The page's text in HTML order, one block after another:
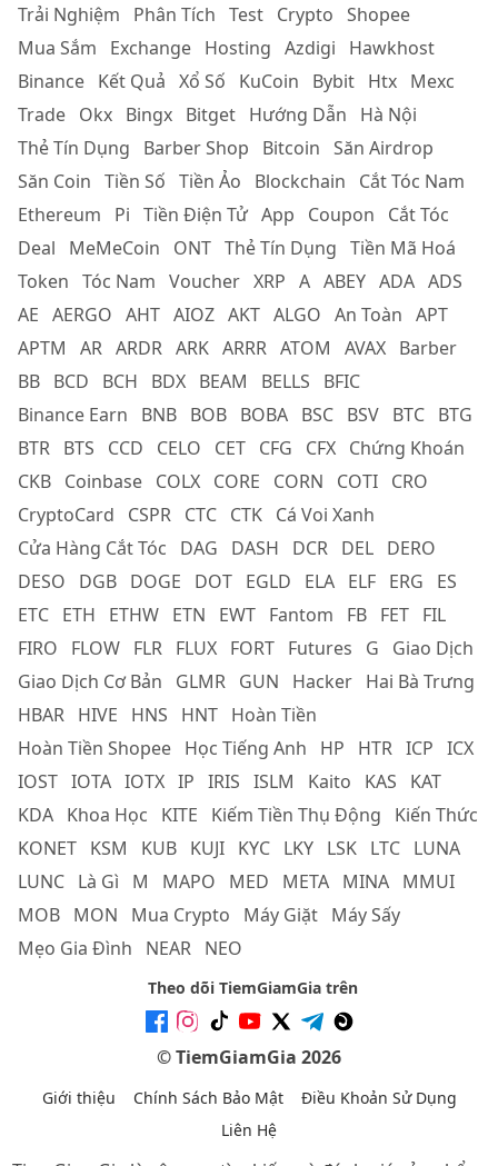
Trải Nghiệm
Phân Tích Test Crypto Shopee
Mua Sắm
Exchange Hosting Azdigi
Hawkhost
Binance Kết Quả Xổ Số KuCoin Bybit Htx Mexc
Trade Okx Bingx Bitget Hướng Dẫn
Hà Nội
Thẻ Tín Dụng
Barber Shop Bitcoin Săn Airdrop
Săn Coin Tiền Số Tiền Ảo Blockchain
Cắt Tóc Nam
Ethereum
Pi Tiền Điện Tử App Coupon
Cắt Tóc
Deal
MeMeCoin ONT Thẻ Tín Dụng Tiền Mã Hoá
Token Tóc Nam Voucher XRP A ABEY ADA ADS
AE AERGO AHT AIOZ AKT ALGO An Toàn APT
APTM
AR ARDR ARK ARRR ATOM AVAX Barber
BB BCD BCH BDX BEAM BELLS
BFIC
Binance Earn
BNB BOB BOBA BSC BSV BTC BTG
BTR BTS CCD CELO CET CFG CFX Chứng Khoán
CKB Coinbase COLX CORE CORN COTI CRO
CryptoCard
CSPR CTC CTK Cá Voi Xanh
Cửa Hàng Cắt Tóc
DAG DASH DCR DEL DERO
DESO
DGB DOGE DOT EGLD ELA ELF ERG
ES
ETC ETH ETHW ETN EWT Fantom FB FET FIL
FIRO
FLOW FLR FLUX FORT Futures G
Giao Dịch
Giao Dịch Cơ Bản
GLMR GUN Hacker Hai Bà Trưng
HBAR HIVE HNS HNT Hoàn Tiền
Hoàn Tiền Shopee Học Tiếng Anh HP HTR ICP ICX
IOST IOTA IOTX IP IRIS ISLM Kaito KAS
KAT
KDA Khoa Học KITE Kiếm Tiền Thụ Động
Kiến Thức
KONET KSM KUB KUJI KYC LKY LSK LTC LUNA
LUNC Là Gì M MAPO MED META MINA MMUI
MOB MON Mua Crypto Máy Giặt Máy Sấy
Mẹo Gia Đình
NEAR NEO
Theo dõi TiemGiamGia trên
© TiemGiamGia 2026
Giới thiệu Chính Sách Bảo Mật
Điều Khoản Sử Dụng
Liên Hệ